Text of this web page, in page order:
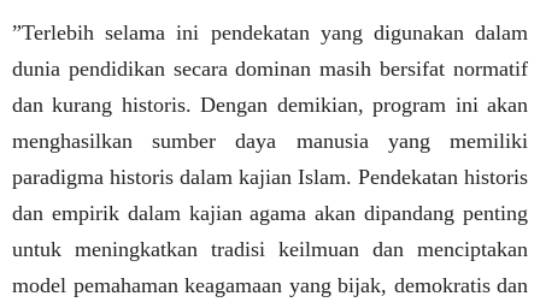
”Terlebih selama ini pendekatan yang digunakan dalam
dunia pendidikan secara dominan masih bersifat normatif
dan kurang historis. Dengan demikian, program ini akan
menghasilkan sumber daya manusia yang memiliki
paradigma historis dalam kajian Islam. Pendekatan historis
dan empirik dalam kajian agama akan dipandang penting
untuk meningkatkan tradisi keilmuan dan menciptakan
model pemahaman keagamaan yang bijak, demokratis dan